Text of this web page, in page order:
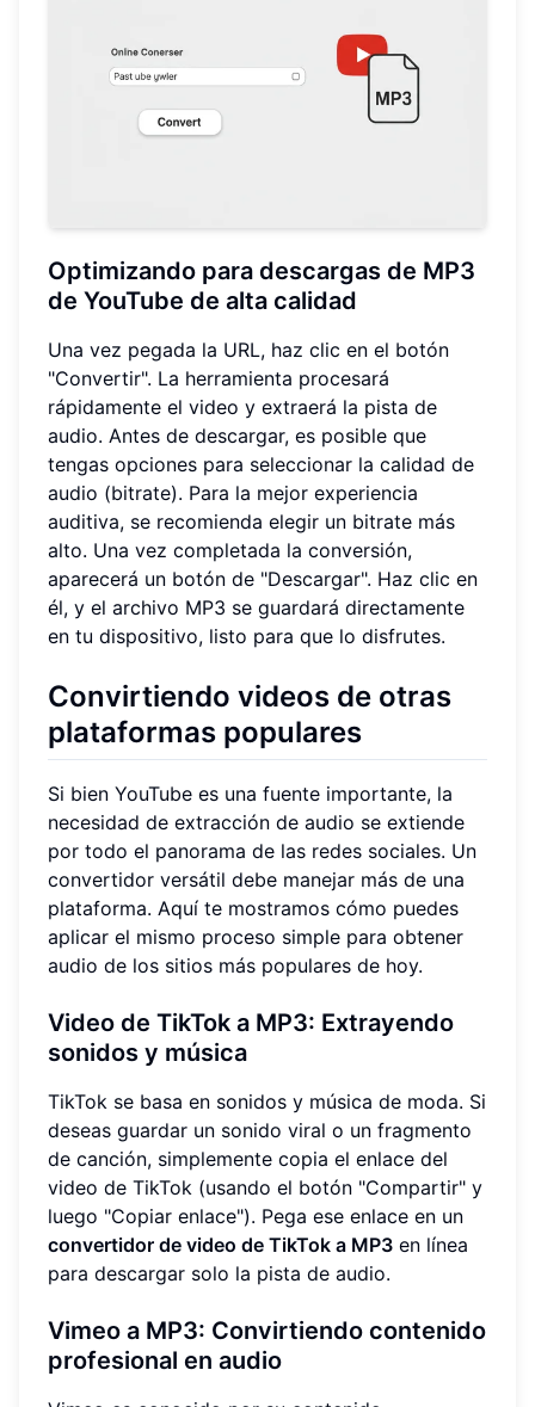
Optimizando para descargas de MP3
de YouTube de alta calidad
Una vez pegada la URL, haz clic en el botón
"Convertir". La herramienta procesará
rápidamente el video y extraerá la pista de
audio. Antes de descargar, es posible que
tengas opciones para seleccionar la calidad de
audio (bitrate). Para la mejor experiencia
auditiva, se recomienda elegir un bitrate más
alto. Una vez completada la conversión,
aparecerá un botón de "Descargar". Haz clic en
él, y el archivo MP3 se guardará directamente
en tu dispositivo, listo para que lo disfrutes.
Convirtiendo videos de otras
plataformas populares
Si bien YouTube es una fuente importante, la
necesidad de extracción de audio se extiende
por todo el panorama de las redes sociales. Un
convertidor versátil debe manejar más de una
plataforma. Aquí te mostramos cómo puedes
aplicar el mismo proceso simple para obtener
audio de los sitios más populares de hoy.
Video de TikTok a MP3: Extrayendo
sonidos y música
TikTok se basa en sonidos y música de moda. Si
deseas guardar un sonido viral o un fragmento
de canción, simplemente copia el enlace del
video de TikTok (usando el botón "Compartir" y
luego "Copiar enlace"). Pega ese enlace en un
convertidor de video de TikTok a MP3 en línea
para descargar solo la pista de audio.
Vimeo a MP3: Convirtiendo contenido
profesional en audio